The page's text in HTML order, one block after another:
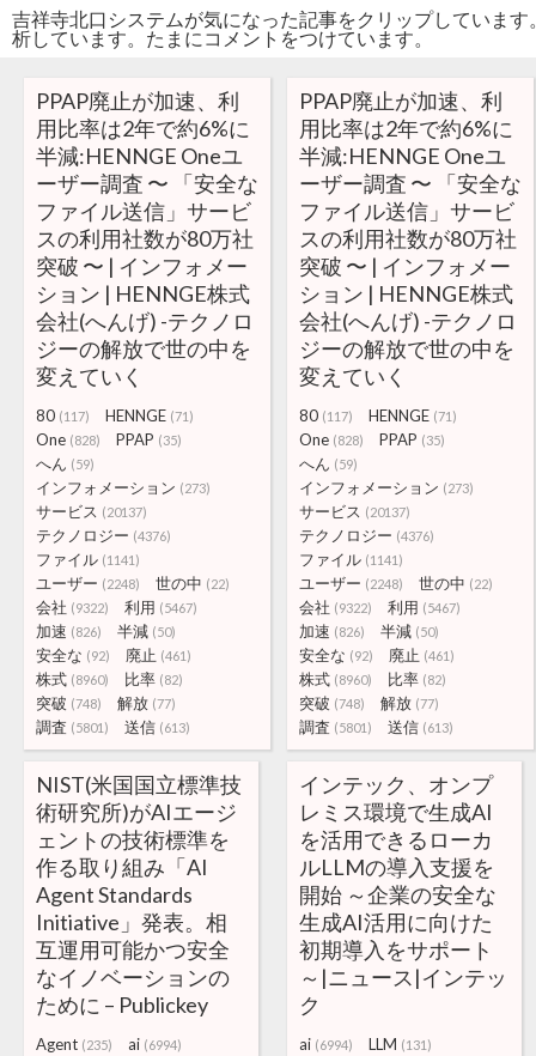
吉祥寺北口システムが気になった記事をクリップしていま
析しています。たまにコメントをつけています。
PPAP廃止が加速、利
用比率は2年で約6%に
半減:HENNGE Oneユ
ーザー調査 〜 「安全な
ファイル送信」サービ
スの利用社数が80万社
突破 〜 | インフォメー
ション | HENNGE株式
会社(へんげ) -テクノロ
ジーの解放で世の中を
変えていく
80 (117) HENNGE (71)
One (828) PPAP (35)
へん (59)
インフォメーション (273)
サービス (20137)
テクノロジー (4376)
ファイル (1141)
ユーザー (2248) 世の中 (22)
会社 (9322) 利用 (5467)
加速 (826) 半減 (50)
安全な (92) 廃止 (461)
株式 (8960) 比率 (82)
突破 (748) 解放 (77)
調査 (5801) 送信 (613)
PPAP廃止が加速、利
用比率は2年で約6%に
半減:HENNGE Oneユ
ーザー調査 〜 「安全な
ファイル送信」サービ
スの利用社数が80万社
突破 〜 | インフォメー
ション | HENNGE株式
会社(へんげ) -テクノロ
ジーの解放で世の中を
変えていく
80 (117) HENNGE (71)
One (828) PPAP (35)
へん (59)
インフォメーション (273)
サービス (20137)
テクノロジー (4376)
ファイル (1141)
ユーザー (2248) 世の中 (22)
会社 (9322) 利用 (5467)
加速 (826) 半減 (50)
安全な (92) 廃止 (461)
株式 (8960) 比率 (82)
突破 (748) 解放 (77)
調査 (5801) 送信 (613)
NIST(米国国立標準技
術研究所)がAIエージ
ェントの技術標準を
作る取り組み「AI
Agent Standards
Initiative」発表。相
互運用可能かつ安全
なイノベーションの
ために – Publickey
Agent (235) ai (6994)
インテック、オンプ
レミス環境で生成AI
を活用できるローカ
ルLLMの導入支援を
開始 ～企業の安全な
生成AI活用に向けた
初期導入をサポート
～|ニュース|インテッ
ク
ai (6994) LLM (131)